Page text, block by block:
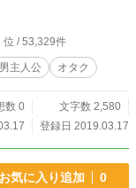
位 / 53,329件
男主人公 オタク
数 0
文字数 2,580
登録日 2019.03.17
お気に入り追加 0